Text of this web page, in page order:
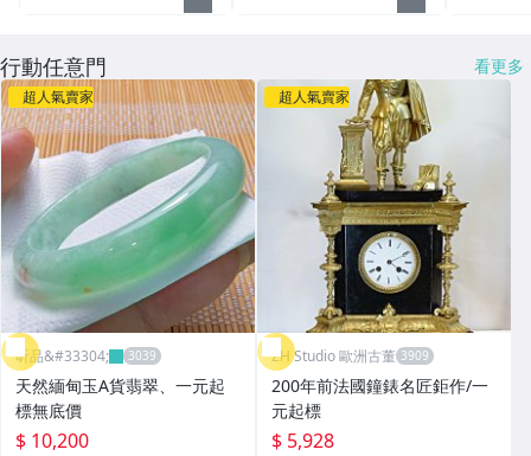
行動任意門 看更多
超人氣賣家
昕品&#33304;
天然緬甸玉A貨翡翠、一元起
標無底價
$ 10,200
超人氣賣家
ZH Studio 歐洲古董
200年前法國鐘錶名匠鉅作/一
元起標
$ 5,928